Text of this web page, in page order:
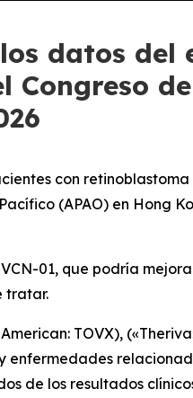
datos del
Congreso
con
(APAO) en Hong
01, que podría
tratar.
TOVX),
enfermedades
de los resultados